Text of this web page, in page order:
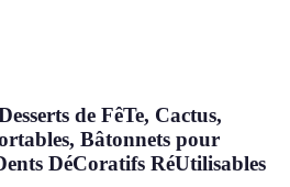
de FêTe, Cactus,
Bâtonnets pour
DéCoratifs RéUtilisables